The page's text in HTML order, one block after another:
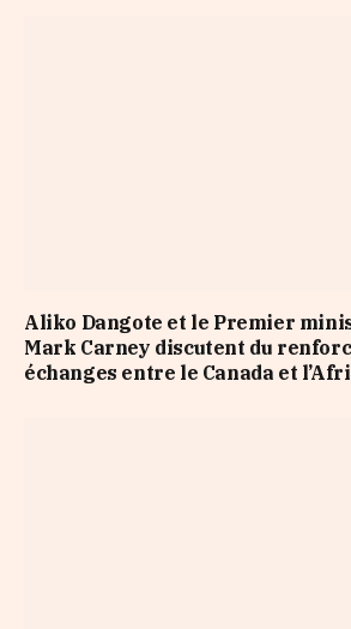
Aliko Dangote et le Premier
Mark Carney discutent du
échanges entre le Canada et